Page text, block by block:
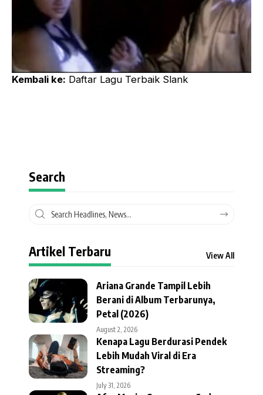
Kembali ke: Daftar Lagu Terbaik Slank
Search
Artikel Terbaru View All
Ariana Grande Tampil Lebih
Berani di Album Terbarunya,
Petal (2026)
August 2, 2026
Kenapa Lagu Berdurasi Pendek
Lebih Mudah Viral di Era
Streaming?
July 31, 2026